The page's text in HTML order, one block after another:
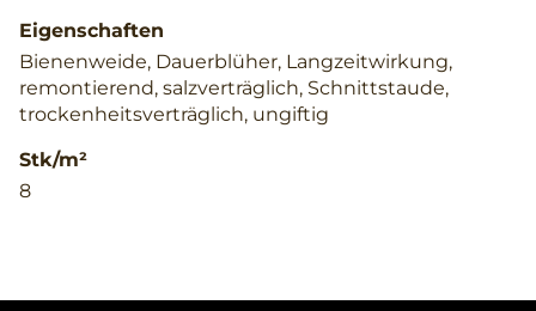
Eigenschaften
Bienenweide, Dauerblüher, Langzeitwirkung,
remontierend, salzverträglich, Schnittstaude,
trockenheitsverträglich, ungiftig
Stk/m²
8